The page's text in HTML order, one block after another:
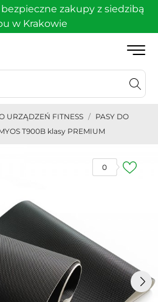
zakupy z siedzibą
w Krakowie
URZĄDZEŃ FITNESS
PASY DO
T900B klasy PREMIUM
0